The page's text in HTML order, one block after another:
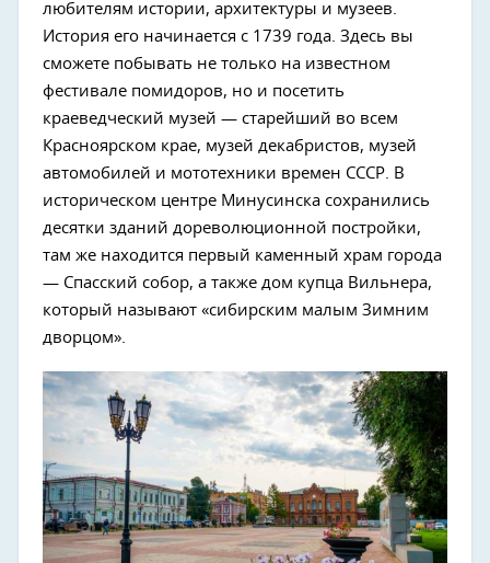
любителям истории, архитектуры и музеев.
История его начинается с 1739 года. Здесь вы
сможете побывать не только на известном
фестивале помидоров, но и посетить
краеведческий музей — старейший во всем
Красноярском крае, музей декабристов, музей
автомобилей и мототехники времен СССР. В
историческом центре Минусинска сохранились
десятки зданий дореволюционной постройки,
там же находится первый каменный храм города
— Спасский собор, а также дом купца Вильнера,
который называют «сибирским малым Зимним
дворцом».